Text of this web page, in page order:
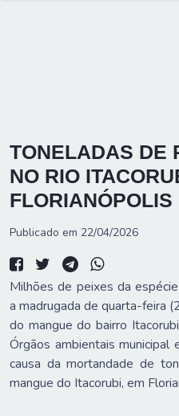
TONELADAS DE
NO RIO
FLORIANÓPOLIS
Publicado em 22/04/2026
Milhões de peixes da
a madrugada de quarta-feira
do mangue do bairro
Órgãos ambientais municipal
causa da mortandade de
mangue do Itacorubi, em